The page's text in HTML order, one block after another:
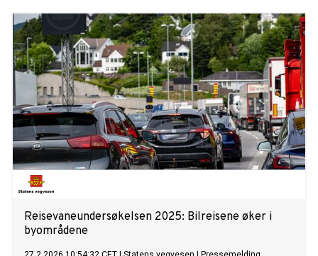
Reisevaneundersøkelsen 2025: Bilreisene øker i
byområdene